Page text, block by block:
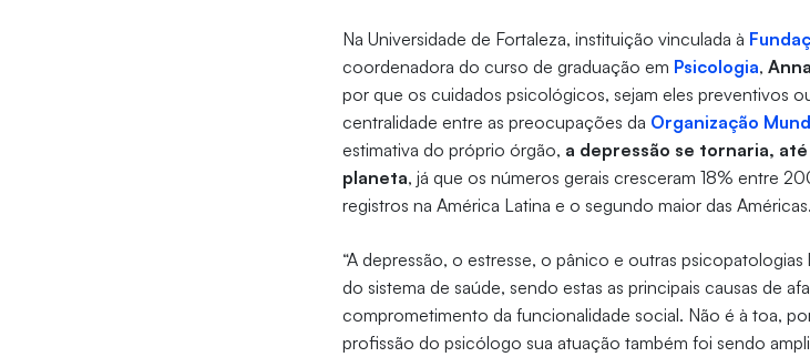
Na Universidade de Fortaleza, instituição vinculada à
coordenadora do curso de graduação em Psicologia,
por que os cuidados psicológicos, sejam eles preventivos
centralidade entre as preocupações da Organização
estimativa do próprio órgão, a depressão se tornaria,
planeta, já que os números gerais cresceram 18% entre
registros na América Latina e o segundo maior das Américas.
“A depressão, o estresse, o pânico e outras
do sistema de saúde, sendo estas as principais causas de
comprometimento da funcionalidade social. Não é à toa,
profissão do psicólogo sua atuação também foi sendo